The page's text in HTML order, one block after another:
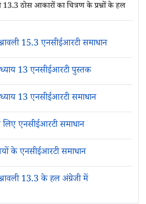
13.3 ठोस आकारों का चित्रण के प्रश्नों के हल
15.3 एनसीईआरटी समाधान
13 एनसीईआरटी पुस्तक
13 एनसीईआरटी समाधान
एनसीईआरटी समाधान
के एनसीईआरटी समाधान
13.3 के हल अंग्रेजी में